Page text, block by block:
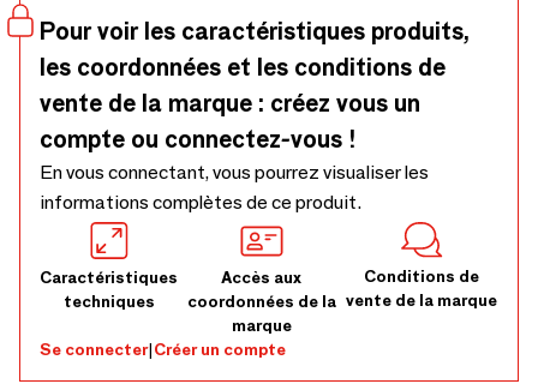
Pour voir les caractéristiques produits,
les coordonnées et les conditions de
vente de la marque : créez vous un
compte ou connectez-vous !
En vous connectant, vous pourrez visualiser les
informations complètes de ce produit.
Caractéristiques
techniques
Accès aux
coordonnées de la
marque
Conditions de
vente de la marque
Se connecter|Créer un compte